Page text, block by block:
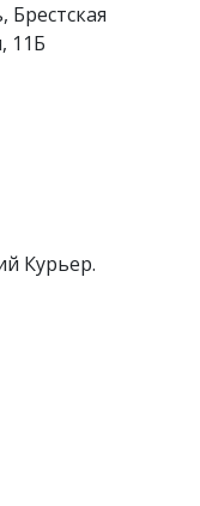
Брестская
11Б
Курьер.